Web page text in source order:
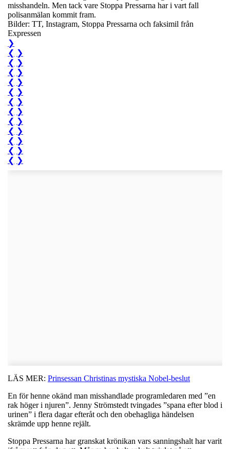
misshandeln. Men tack vare Stoppa Pressarna har i vart fall
polisanmälan kommit fram.
Bilder: TT, Instagram, Stoppa Pressarna och faksimil från
Expressen
❯
❮ ❯
❮ ❯
❮ ❯
❮ ❯
❮ ❯
❮ ❯
❮ ❯
❮ ❯
❮ ❯
❮ ❯
❮ ❯
❮ ❯
LÄS MER: Prinsessan Christinas mystiska Nobel-beslut
En för henne okänd man misshandlade programledaren med ”en
rak höger i njuren”. Jenny Strömstedt tvingades ”spana efter blod i
urinen” i flera dagar efteråt och den obehagliga händelsen
skrämde upp henne rejält.
Stoppa Pressarna har granskat krönikan vars sanningshalt har varit